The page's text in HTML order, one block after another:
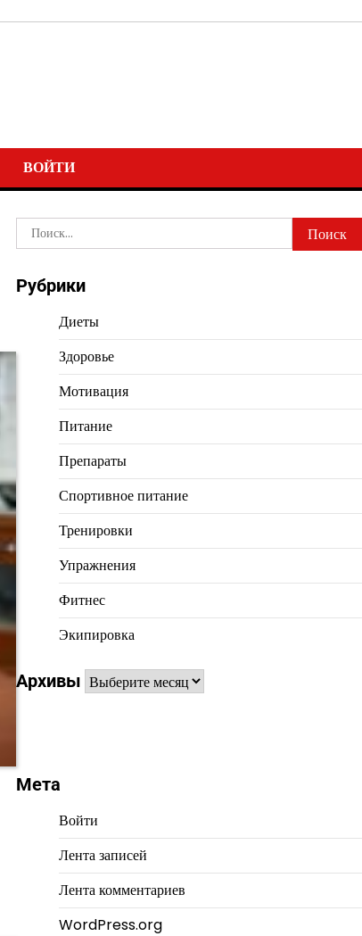
ВОЙТИ
Найти:
Рубрики
Диеты
Здоровье
Мотивация
Питание
Препараты
Спортивное питание
Тренировки
Упражнения
Фитнес
Экипировка
Архивы Архивы
Мета
Войти
Лента записей
Лента комментариев
WordPress.org